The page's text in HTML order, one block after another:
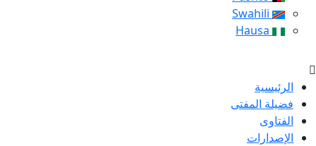
الرئيسية
فضيلة المفتى
الفتاوى
الإصدارات